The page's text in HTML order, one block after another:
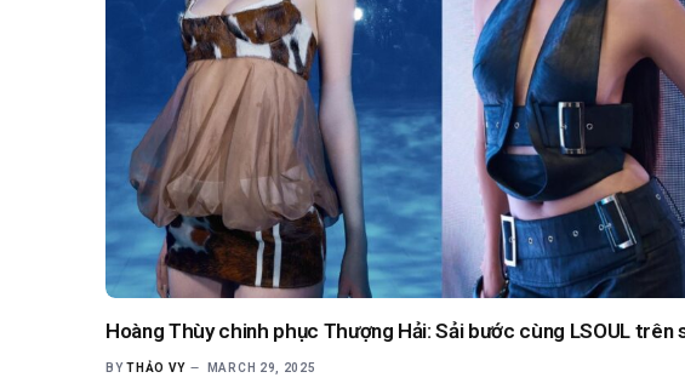
Hoàng Thùy chinh phục Thượng Hải: Sải bước cùng LSOUL trên
BY THẢO VY MARCH 29, 2025